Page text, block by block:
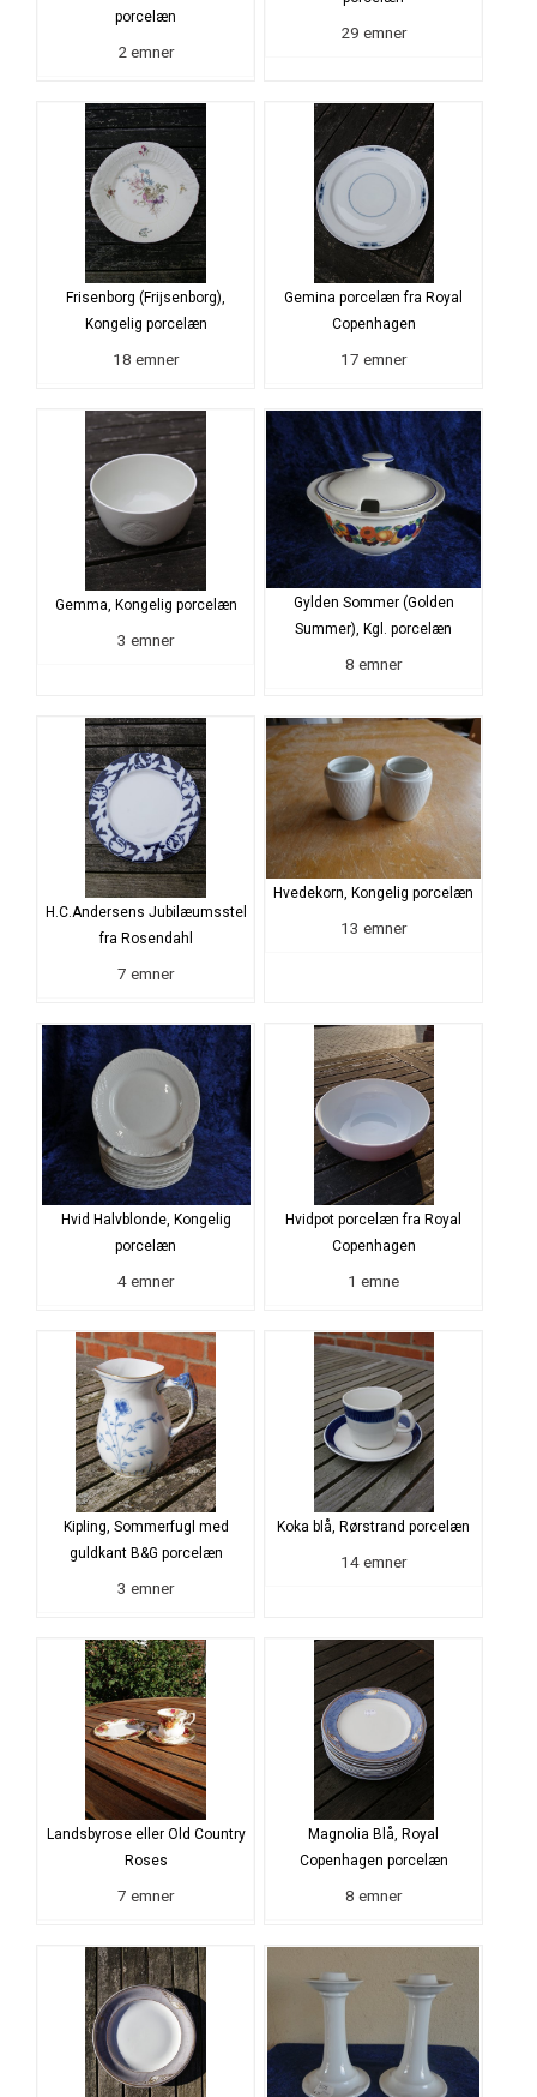
porcelæn
2 emner
29 emner
Frisenborg (Frijsenborg),
Kongelig porcelæn
18 emner
Gemina porcelæn fra Royal
Copenhagen
17 emner
Gemma, Kongelig porcelæn
3 emner
Gylden Sommer (Golden
Summer), Kgl. porcelæn
8 emner
H.C.Andersens Jubilæumsstel
fra Rosendahl
7 emner
Hvedekorn, Kongelig porcelæn
13 emner
Hvid Halvblonde, Kongelig
porcelæn
4 emner
Hvidpot porcelæn fra Royal
Copenhagen
1 emne
Kipling, Sommerfugl med
guldkant B&G porcelæn
3 emner
Koka blå, Rørstrand porcelæn
14 emner
Landsbyrose eller Old Country
Roses
7 emner
Magnolia Blå, Royal
Copenhagen porcelæn
8 emner